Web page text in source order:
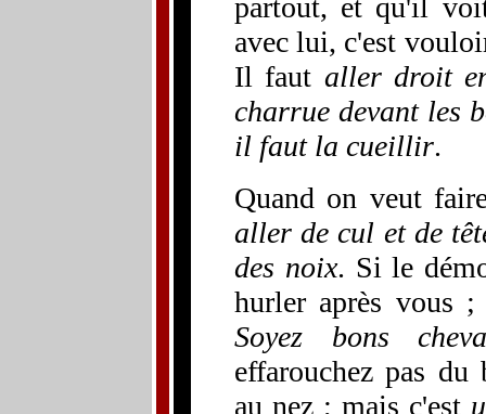
partout, et qu'il
avec lui, c'est
Il faut aller droit
charrue devant les
il faut la cueillir.
Quand on veut
aller de cul et de
des noix. Si le
hurler après vous
Soyez bons
effarouchez pas
au nez ; mais c'est